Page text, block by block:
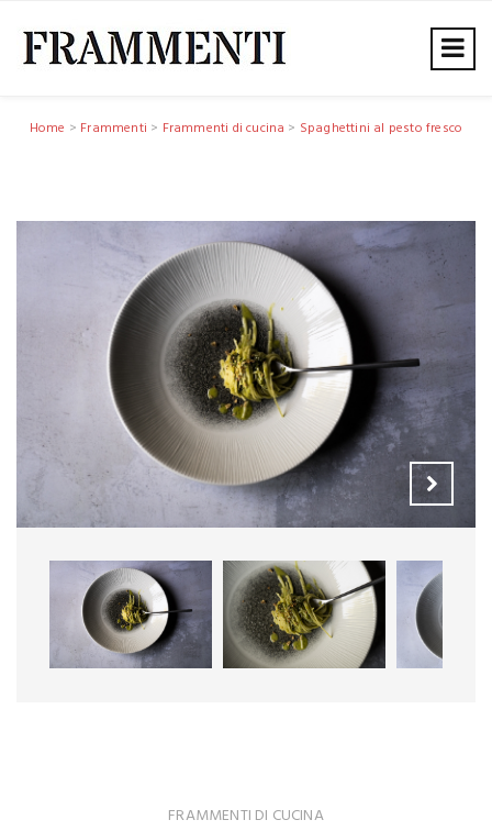
Home > Frammenti > Frammenti di cucina > Spaghettini al pesto fresco
FRAMMENTI DI CUCINA